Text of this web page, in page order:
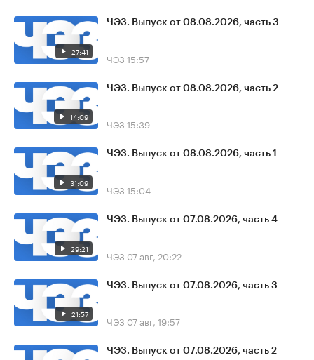
27:41
ЧЭЗ. Выпуск от 08.08.2026, часть 3
ЧЭЗ 15:57
14:09
ЧЭЗ. Выпуск от 08.08.2026, часть 2
ЧЭЗ 15:39
31:09
ЧЭЗ. Выпуск от 08.08.2026, часть 1
ЧЭЗ 15:04
29:21
ЧЭЗ. Выпуск от 07.08.2026, часть 4
ЧЭЗ 07 авг, 20:22
21:57
ЧЭЗ. Выпуск от 07.08.2026, часть 3
ЧЭЗ 07 авг, 19:57
ЧЭЗ. Выпуск от 07.08.2026, часть 2